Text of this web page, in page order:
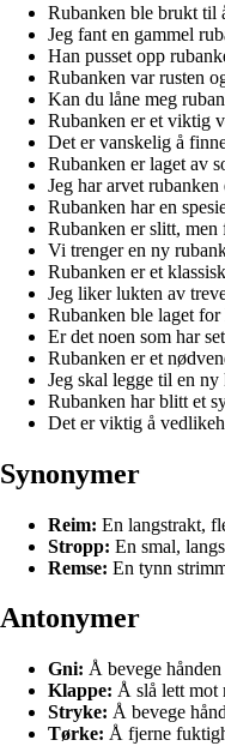
Rubanken ble brukt til
Jeg fant en gammel
Han pusset opp
Rubanken var rusten
Kan du låne meg
Rubanken er et viktig
Det er vanskelig å
Rubanken er laget av
Jeg har arvet rubanken
Rubanken har en
Rubanken er slitt, men
Vi trenger en ny
Rubanken er et
Jeg liker lukten av
Rubanken ble laget
Er det noen som har
Rubanken er et
Jeg skal legge til en
Rubanken har blitt et
Det er viktig å
Synonymer
Reim: En langstrakt,
Stropp: En smal,
Remse: En tynn
Antonymer
Gni: Å bevege
Klappe: Å slå lett mot
Stryke: Å bevege
Tørke: Å fjerne